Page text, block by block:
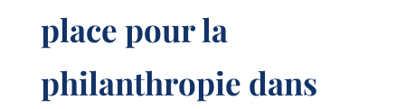
place pour la
philanthropie dans